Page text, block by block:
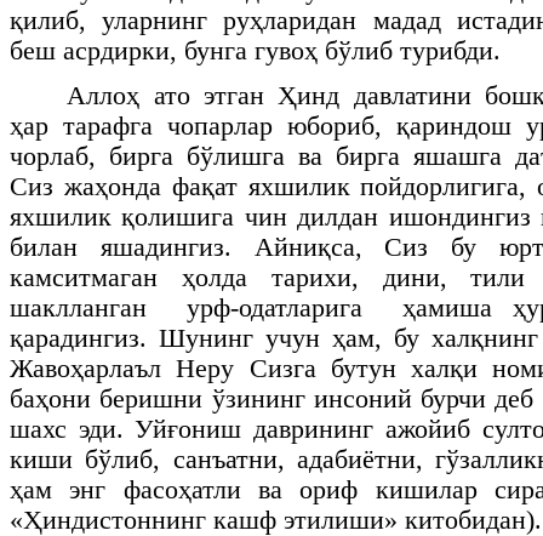
қилиб, уларнинг руҳларидан мадад
беш асрдирки, бунга гувоҳ бўлиб турибди.
Аллоҳ ато этган Ҳинд давлатини
ҳар тарафга чопарлар юбориб, қариндош
чорлаб, бирга бўлишга ва бирга яшашга
Сиз жаҳонда фақат яхшилик пойдорлигига,
яхшилик қолишига чин дилдан ишондингиз
билан яшадингиз. Айниқса, Сиз бу
камситмаган ҳолда тарихи, дини,
шаклланган урф-одатларига ҳамиша
қарадингиз. Шунинг учун ҳам, бу
Жавоҳарлаъл Неру Сизга бутун халқи
баҳони беришни ўзининг инсоний бурчи
шахс эди. Уйғониш даврининг ажойиб
киши бўлиб, санъатни, адабиётни,
ҳам энг фасоҳатли ва ориф кишилар
«Ҳиндистоннинг кашф этилиши» китобидан).